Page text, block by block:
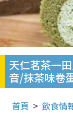
天仁茗茶一
音/抹茶味卷
首頁 飲食情